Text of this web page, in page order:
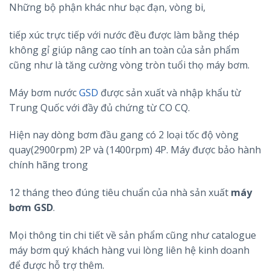
Những bộ phận khác như bạc đạn, vòng bi,
tiếp xúc trực tiếp với nước đều được làm bằng thép
không gỉ giúp nâng cao tính an toàn của sản phẩm
cũng như là tăng cường vòng tròn tuổi thọ máy bơm.
Máy bơm nướcGSD được sản xuất và nhập khẩu từ
Trung Quốc với đầy đủ chứng từ CO CQ.
Hiện nay dòng bơm đầu gang có 2 loại tốc độ vòng
quay(2900rpm) 2P và (1400rpm) 4P. Máy được bảo hành
chính hãng trong
12 tháng theo đúng tiêu chuẩn của nhà sản xuất máy
bơm GSD.
Mọi thông tin chi tiết về sản phẩm cũng như catalogue
máy bơm quý khách hàng vui lòng liên hệ kinh doanh
để được hỗ trợ thêm.